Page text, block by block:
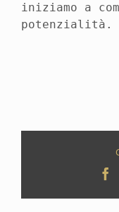
iniziamo a
potenzialità.